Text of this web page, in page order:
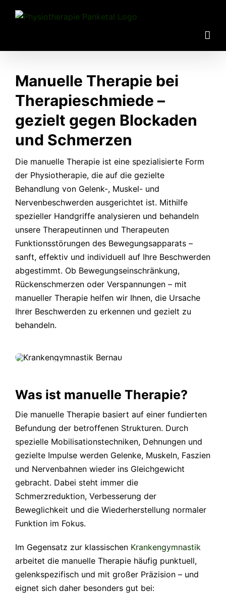
Inhalt
Manuelle Therapie bei
Therapieschmiede –
gezielt gegen Blockaden
und Schmerzen
Die manuelle Therapie ist eine spezialisierte Form
der Physiotherapie, die auf die gezielte
Behandlung von Gelenk-, Muskel- und
Nervenbeschwerden ausgerichtet ist. Mithilfe
spezieller Handgriffe analysieren und behandeln
unsere Therapeutinnen und Therapeuten
Funktionsstörungen des Bewegungsapparats –
sanft, effektiv und individuell auf Ihre Beschwerden
abgestimmt. Ob Bewegungseinschränkung,
Rückenschmerzen oder Verspannungen – mit
manueller Therapie helfen wir Ihnen, die Ursache
Ihrer Beschwerden zu erkennen und gezielt zu
behandeln.
Was ist manuelle Therapie?
Die manuelle Therapie basiert auf einer fundierten
Befundung der betroffenen Strukturen. Durch
spezielle Mobilisationstechniken, Dehnungen und
gezielte Impulse werden Gelenke, Muskeln, Faszien
und Nervenbahnen wieder ins Gleichgewicht
gebracht. Dabei steht immer die
Schmerzreduktion, Verbesserung der
Beweglichkeit und die Wiederherstellung normaler
Funktion im Fokus.
Im Gegensatz zur klassischen Krankengymnastik
arbeitet die manuelle Therapie häufig punktuell,
gelenkspezifisch und mit großer Präzision – und
eignet sich daher besonders gut bei: